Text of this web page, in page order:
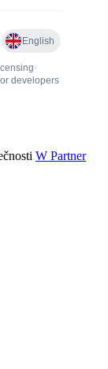
W Partner